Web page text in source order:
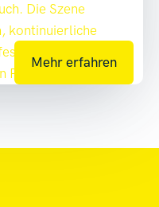
Mehr erfahren